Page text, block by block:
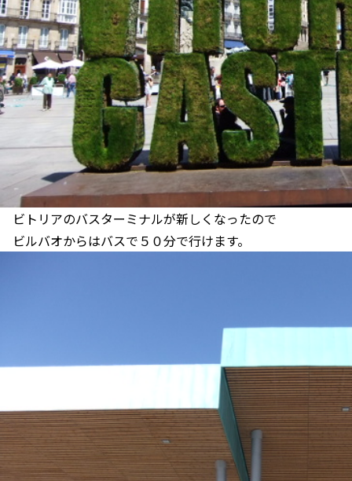
ビトリアのバスターミナルが新しくなったので
ビルバオからはバスで５０分で行けます。